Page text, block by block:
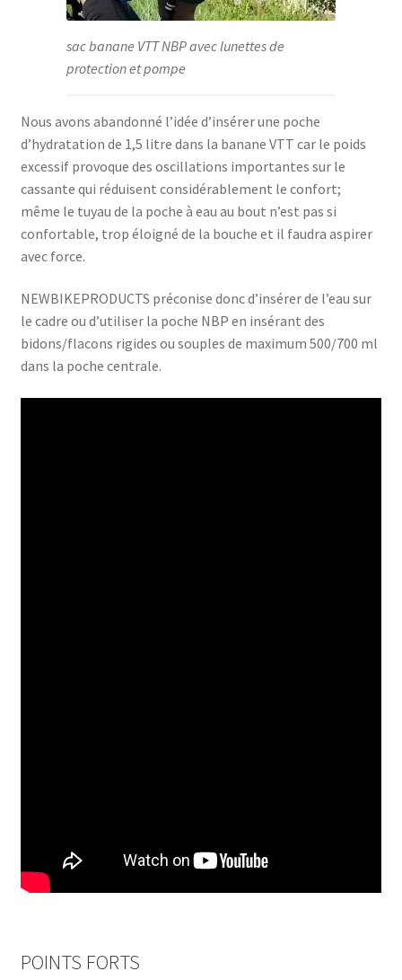
sac banane VTT NBP aveclunettes de
protection et pompe
Nous avons abandonné l’idée d’insérer une poche
d’hydratation de 1,5 litre dans la banane VTT car le poids
excessif provoque des oscillations importantes sur le
cassante qui réduisent considérablement le confort;
même le tuyau de la poche à eau au bout n’est pas si
confortable, trop éloigné de la bouche et il faudra aspirer
avec force.
NEWBIKEPRODUCTS préconise donc d’insérer de l’eau sur
le cadre ou d’utiliser la poche NBP en insérant des
bidons/flacons rigides ou souples de maximum 500/700 ml
dans la poche centrale.
POINTS FORTS